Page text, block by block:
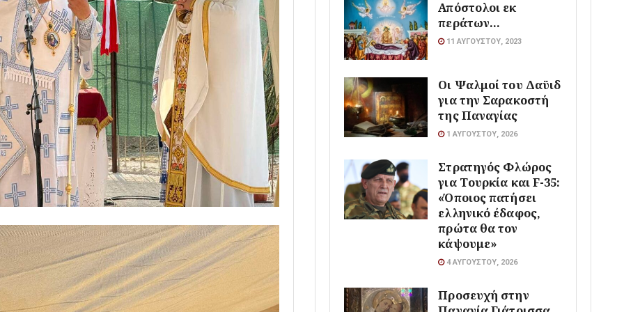
Απόστολοι εκ
περάτων…
11 ΑΥΓΟΎΣΤΟΥ, 2023
Οι Ψαλμοί του Δαϋιδ
για την Σαρακοστή
της Παναγίας
1 ΑΥΓΟΎΣΤΟΥ, 2026
Στρατηγός Φλώρος
για Τουρκία και F-35:
«Όποιος πατήσει
ελληνικό έδαφος,
πρώτα θα τον
κάψουμε»
4 ΑΥΓΟΎΣΤΟΥ, 2026
Προσευχή στην